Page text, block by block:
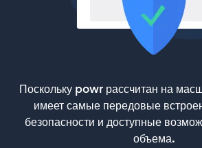
Поскольку powr рассчитан на
имеет самые передовые
безопасности и доступные
объема.